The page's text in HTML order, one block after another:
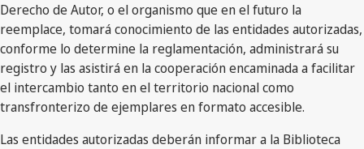
Derecho de Autor, o el organismo que en el futuro la
reemplace, tomará conocimiento de las entidades autorizadas,
conforme lo determine la reglamentación, administrará su
registro y las asistirá en la cooperación encaminada a facilitar
el intercambio tanto en el territorio nacional como
transfronterizo de ejemplares en formato accesible.
Las entidades autorizadas deberán informar a la Biblioteca